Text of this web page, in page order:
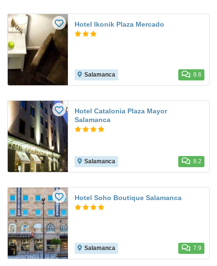
Hotel Ikonik Plaza Mercado
Salamanca 8.6
Hotel Catalonia Plaza Mayor
Salamanca
Salamanca 8.2
Hotel Soho Boutique Salamanca
Salamanca 7.9